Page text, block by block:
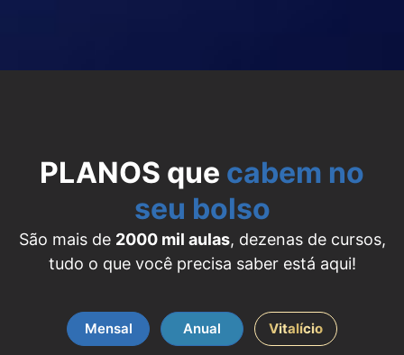
PLANOS que cabem no
seu bolso
São mais de 2000 mil aulas, dezenas de cursos,
tudo o que você precisa saber está aqui!
Mensal Anual Vitalício